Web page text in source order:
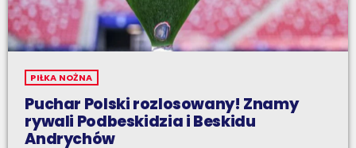
PIŁKA NOŻNA
Puchar Polski rozlosowany! Znamy
rywali Podbeskidzia i Beskidu
Andrychów